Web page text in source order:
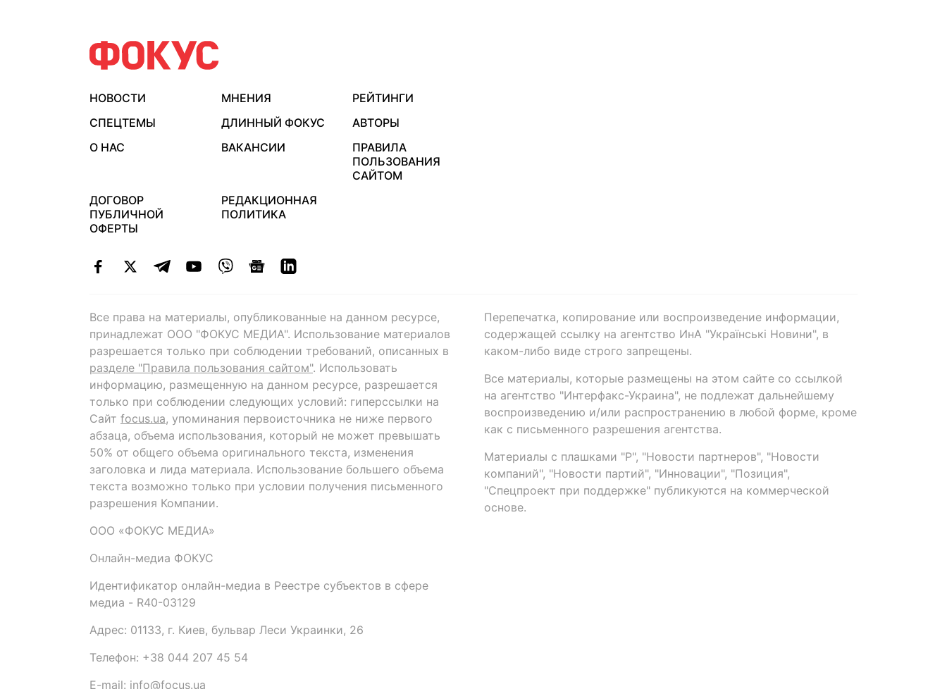
НОВОСТИ МНЕНИЯ
РЕЙТИНГИ
СПЕЦТЕМЫ
ДЛИННЫЙ ФОКУС
АВТОРЫ
О НАС
ВАКАНСИИ
ПРАВИЛА
ПОЛЬЗОВАНИЯ
САЙТОМ
ДОГОВОР
ПУБЛИЧНОЙ
ОФЕРТЫ
РЕДАКЦИОННАЯ
ПОЛИТИКА
Все права на материалы, опубликованные на данном ресурсе,
принадлежат ООО "ФОКУС МЕДИА". Использование материалов
разрешается только при соблюдении требований, описанных в
разделе "Правила пользования сайтом". Использовать
информацию, размещенную на данном ресурсе, разрешается
только при соблюдении следующих условий: гиперссылки на
Сайт focus.ua, упоминания первоисточника не ниже первого
абзаца, объема использования, который не может превышать
50% от общего объема оригинального текста, изменения
заголовка и лида материала. Использование большего объема
текста возможно только при условии получения письменного
разрешения Компании.
ООО «ФОКУС МЕДИА»
Онлайн-медиа ФОКУС
Идентификатор онлайн-медиа в Реестре субъектов в сфере
медиа - R40-03129
Адрес: 01133, г. Киев, бульвар Леси Украинки, 26
Телефон: +38 044 207 45 54
E-mail: info@focus.ua
Перепечатка, копирование или воспроизведение информации,
содержащей ссылку на агентство ИнА "Українські Новини", в
каком-либо виде строго запрещены.
Все материалы, которые размещены на этом сайте со ссылкой
на агентство "Интерфакс-Украина", не подлежат дальнейшему
воспроизведению и/или распространению в любой форме, кроме
как с письменного разрешения агентства.
Материалы с плашками "Р", "Новости партнеров", "Новости
компаний", "Новости партий", "Инновации", "Позиция",
"Спецпроект при поддержке" публикуются на коммерческой
основе.